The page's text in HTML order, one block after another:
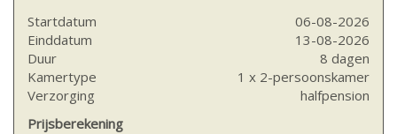
Startdatum
06-08-2026
Einddatum
13-08-2026
Duur
8 dagen
Kamertype
1 x 2-persoonskamer
Verzorging
halfpension
Prijsberekening